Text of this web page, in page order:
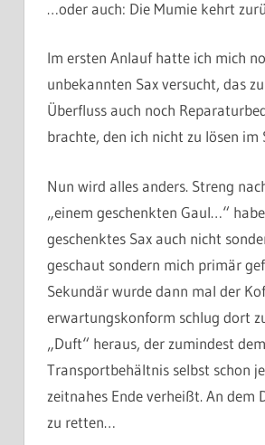
…oder auch: Die Mumie kehrt
Im ersten Anlauf hatte ich mich
unbekannten Sax versucht, das
Überfluss auch noch
brachte, den ich nicht zu lösen im
Nun wird alles anders. Streng
„einem geschenkten Gaul…“
geschenktes Sax auch nicht
geschaut sondern mich primär
Sekundär wurde dann mal der
erwartungskonform schlug dort
„Duft“ heraus, der zumindest dem
Transportbehältnis selbst schon
zeitnahes Ende verheißt. An dem
zu retten…